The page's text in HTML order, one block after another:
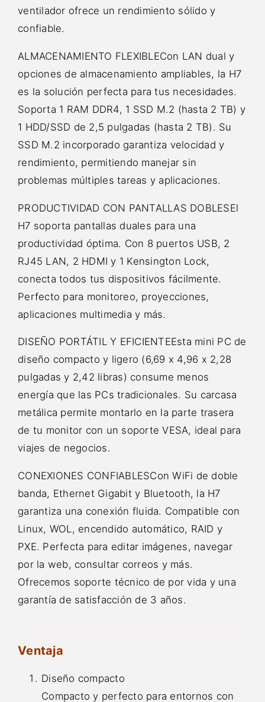
ventilador ofrece un rendimiento sólido y
confiable.
ALMACENAMIENTO FLEXIBLECon LAN dual y
opciones de almacenamiento ampliables, la H7
es la solución perfecta para tus necesidades.
Soporta 1 RAM DDR4, 1 SSD M.2 (hasta 2 TB) y
1 HDD/SSD de 2,5 pulgadas (hasta 2 TB). Su
SSD M.2 incorporado garantiza velocidad y
rendimiento, permitiendo manejar sin
problemas múltiples tareas y aplicaciones.
PRODUCTIVIDAD CON PANTALLAS DOBLESEl
H7 soporta pantallas duales para una
productividad óptima. Con 8 puertos USB, 2
RJ45 LAN, 2 HDMI y 1 Kensington Lock,
conecta todos tus dispositivos fácilmente.
Perfecto para monitoreo, proyecciones,
aplicaciones multimedia y más.
DISEÑO PORTÁTIL Y EFICIENTEEsta mini PC de
diseño compacto y ligero (6,69 x 4,96 x 2,28
pulgadas y 2,42 libras) consume menos
energía que las PCs tradicionales. Su carcasa
metálica permite montarlo en la parte trasera
de tu monitor con un soporte VESA, ideal para
viajes de negocios.
CONEXIONES CONFIABLESCon WiFi de doble
banda, Ethernet Gigabit y Bluetooth, la H7
garantiza una conexión fluida. Compatible con
Linux, WOL, encendido automático, RAID y
PXE. Perfecta para editar imágenes, navegar
por la web, consultar correos y más.
Ofrecemos soporte técnico de por vida y una
garantía de satisfacción de 3 años.
Ventaja
Diseño compacto
Compacto y perfecto para entornos con